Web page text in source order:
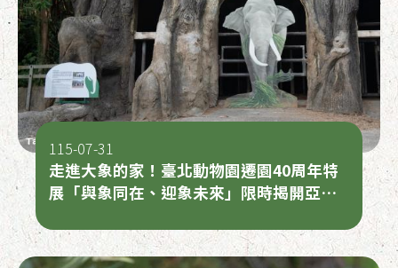
走進大象的家！臺北動物園遷園40周年特
展「與象同在、迎象未來」限時揭開亞洲
115-07-31